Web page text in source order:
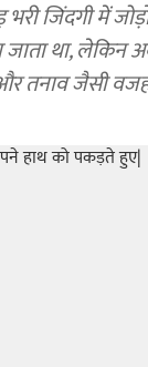
जिंदगी में
जाता था,
तनाव जैसी